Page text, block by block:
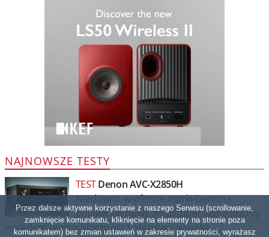
NAJNOWSZE TESTY
TESTDenon AVC-X2850H
Niedawno w ofercie marki Denona
pojawił się nowy amplituner wyposażony
w siedem wzmacniaczy oraz oferujący wysoką
Przez dalsze aktywne korzystanie z naszego Serwisu (scrollowanie,
zamknięcie komunikatu, kliknięcie na elementy na stronie poza
komunikatem) bez zmian ustawień w zakresie prywatności, wyrażasz